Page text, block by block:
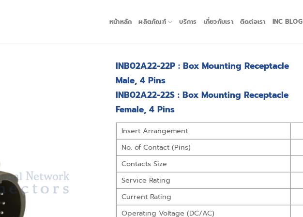
หน้าหลัก ผลิตภัณฑ์ บริการ เกี่ยวกับเรา ติดต่อเรา INC BLOG
INB02A22-22P : Box Mounting Receptacle
Male, 4 Pins
INB02A22-22S : Box Mounting Receptacle
Female, 4 Pins
Insert Arrangement
No. of Contact (Pins)
Contacts Size
Service Rating
Current Rating
Operating Voltage (DC/AC)